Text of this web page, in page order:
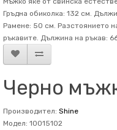
Гръдна обиколка: 132 см.
Рамене: 50 см. Разстоянието
ръкавите. Дължина на ръкав:
Черно
Производител: Shine
Модел: 10015102